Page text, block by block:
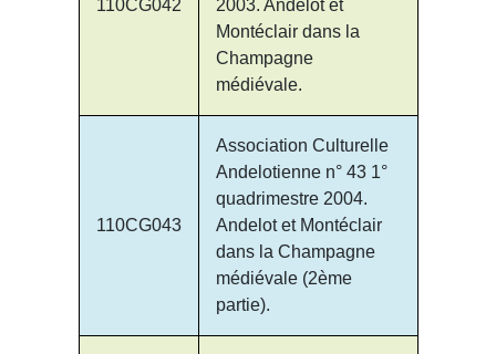
110CG042
2003. Andelot et
Montéclair dans la
Champagne
médiévale.
110CG043
Association Culturelle
Andelotienne n° 43 1°
quadrimestre 2004.
Andelot et Montéclair
dans la Champagne
médiévale (2ème
partie).